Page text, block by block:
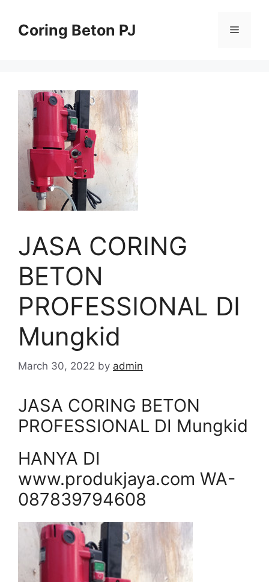
contentCoring Beton PJ Menu
JASA CORING
BETON
PROFESSIONAL DI
Mungkid
March 30, 2022 by admin
JASA CORING BETON
PROFESSIONAL DI Mungkid
HANYA DI
www.produkjaya.com WA-
087839794608